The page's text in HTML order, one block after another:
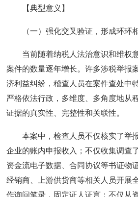
【典型意义】
（一）强化交叉验证，形成环环
当前随着纳税人法治意识和维权
案件的数量逐年增长。许多涉税举报
济利益纠纷，稽查人员在案件查处中
严格依法行政，多维度、多角度地从
证据的真实性、完整性和关联性。
本案中，检查人员不仅核实了举
企业的账内申报收入；不仅收集调查
资金流电子数据、合同协议等书证物
经销商、上游供货商等相关人员开展
作询问笔录，固定证人证言；不仅从